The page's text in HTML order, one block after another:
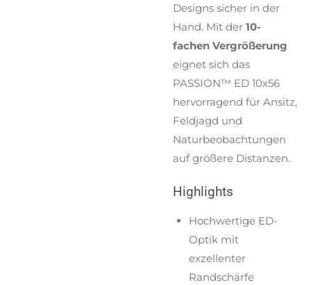
Designs sicher in der
Hand. Mit der 10-
fachen Vergrößerung
eignet sich das
PASSION™ ED 10x56
hervorragend für Ansitz,
Feldjagd und
Naturbeobachtungen
auf größere Distanzen.
Highlights
Hochwertige ED-
Optik mit
exzellenter
Randschärfe